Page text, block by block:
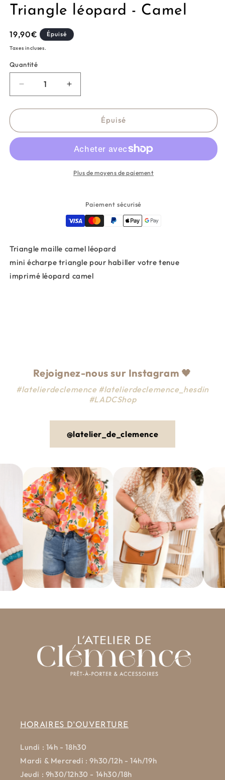
Triangle léopard - Camel
Prix
habituel
19,90€ Épuisé
Taxes incluses.
Quantité
Réduire
la
quantité
Triangle
Camel
Augmenter
la
quantité
Triangle
Camel
Épuisé
Plus de moyens de paiement
Paiement sécurisé
Triangle maille camel léopard
mini écharpe triangle pour habiller votre tenue
imprimé léopard camel
Rejoignez-nous sur Instagram 🖤
#latelierdeclemence #latelierdeclemence_hesdin
#LADCShop
@latelier_de_clemence
HORAIRES D'OUVERTURE
Lundi : 14h - 18h30
Mardi & Mercredi : 9h30/12h - 14h/19h
Jeudi : 9h30/12h30 - 14h30/18h